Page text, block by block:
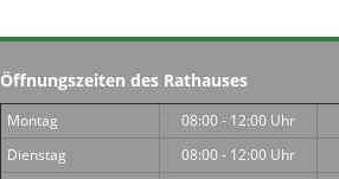
Öffnungszeiten des Rathauses
Montag 08:00 - 12:00 Uhr
Dienstag
08:00 - 12:00 Uhr